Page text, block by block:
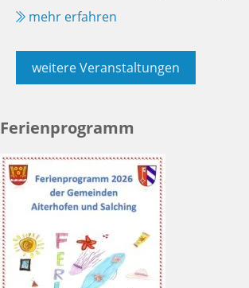
mehr erfahren
weitere Veranstaltungen
Ferienprogramm